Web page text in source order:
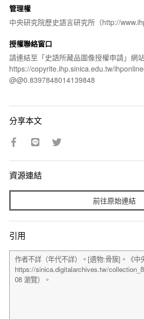
管理權
中央研究院歷史語言研究所（http://
授權聯絡窗口
請連結至「史語所藏品圖像授權申請」網
https://copyrite.ihp.sinica.edu.tw/
@@0.8397848014139848
分享本文
資源連結
前往原始連結
引用